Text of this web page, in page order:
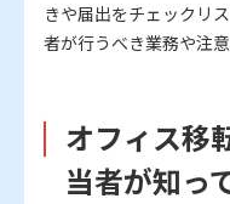
きや届出をチェックリ
者が行うべき業務や注
オフィス移
当者が知っ